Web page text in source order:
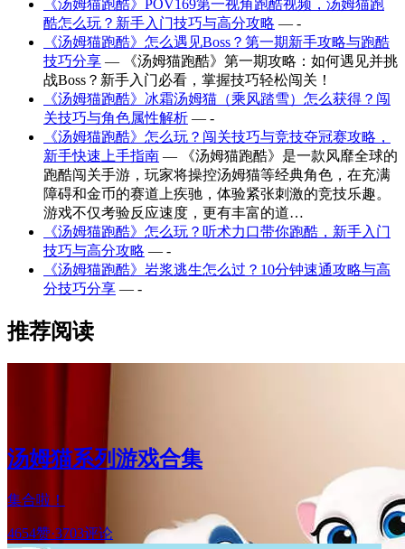
《汤姆猫跑酷》POV169第一视角跑酷视频，汤姆猫跑
酷怎么玩？新手入门技巧与高分攻略 — -
《汤姆猫跑酷》怎么遇见Boss？第一期新手攻略与跑酷
技巧分享 — 《汤姆猫跑酷》第一期攻略：如何遇见并挑
战Boss？新手入门必看，掌握技巧轻松闯关！
《汤姆猫跑酷》冰霜汤姆猫（乘风踏雪）怎么获得？闯
关技巧与角色属性解析 — -
《汤姆猫跑酷》怎么玩？闯关技巧与竞技夺冠赛攻略，
新手快速上手指南 — 《汤姆猫跑酷》是一款风靡全球的
跑酷闯关手游，玩家将操控汤姆猫等经典角色，在充满
障碍和金币的赛道上疾驰，体验紧张刺激的竞技乐趣。
游戏不仅考验反应速度，更有丰富的道…
《汤姆猫跑酷》怎么玩？听术力口带你跑酷，新手入门
技巧与高分攻略 — -
《汤姆猫跑酷》岩浆逃生怎么过？10分钟速通攻略与高
分技巧分享 — -
推荐阅读
汤姆猫系列游戏合集
集合啦！
4654赞·3703评论